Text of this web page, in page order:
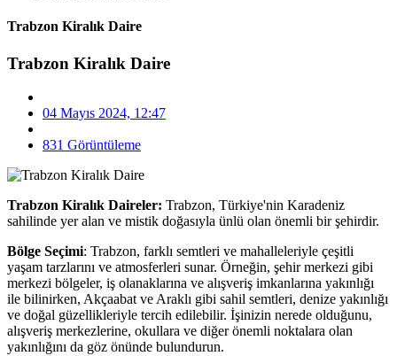
Trabzon Kiralık Daire
Trabzon Kiralık Daire
04 Mayıs 2024, 12:47
831 Görüntüleme
Trabzon Kiralık Daireler: Trabzon, Türkiye'nin Karadeniz
sahilinde yer alan ve mistik doğasıyla ünlü olan önemli bir şehirdir.
Bölge Seçimi: Trabzon, farklı semtleri ve mahalleleriyle çeşitli
yaşam tarzlarını ve atmosferleri sunar. Örneğin, şehir merkezi gibi
merkezi bölgeler, iş olanaklarına ve alışveriş imkanlarına yakınlığı
ile bilinirken, Akçaabat ve Araklı gibi sahil semtleri, denize yakınlığı
ve doğal güzellikleriyle tercih edilebilir. İşinizin nerede olduğunu,
alışveriş merkezlerine, okullara ve diğer önemli noktalara olan
yakınlığını da göz önünde bulundurun.